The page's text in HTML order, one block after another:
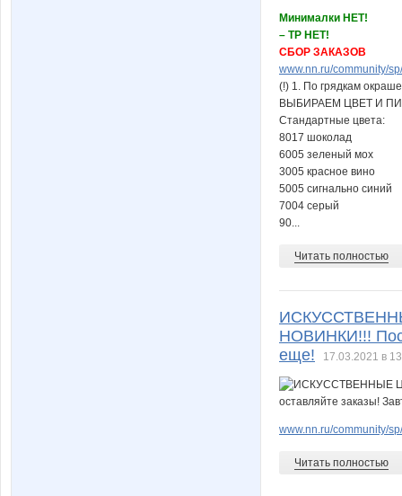
Минималки НЕТ!
– ТР НЕТ!
СБОР ЗАКАЗОВ
www.nn.ru/community/
(!) 1. По грядкам
ВЫБИРАЕМ ЦВЕТ И
Стандартные цвета:
8017 шоколад
6005 зеленый мох
3005 красное вино
5005 сигнально синий
7004 серый
90...
Читать полностью
НОВИНКИ!!!
еще!
17.03.2021 в
www.nn.ru/community/
Читать полностью